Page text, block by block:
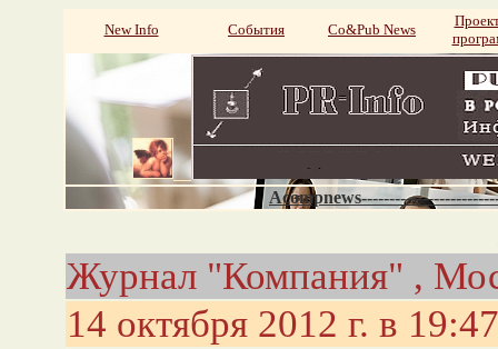
New Info События Со&Pub News
Журнал "Компания" ,
14 октября 2012 г. в 19:47